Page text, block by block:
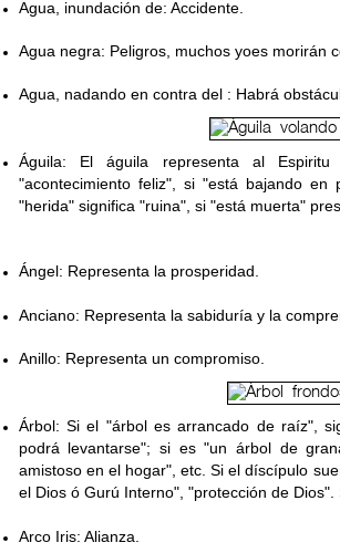
Agua, inundación de: Accidente.
Agua negra: Peligros, muchos yoes morirán
Agua, nadando en contra del : Habrá
Águila: El águila representa al
"acontecimiento feliz", si "está bajando en
"herida" significa "ruina", si "está muerta"
Ángel: Representa la prosperidad.
Anciano: Representa la sabiduría y la
Anillo: Representa un compromiso.
Árbol: Si el "árbol es arrancado de raíz",
podrá levantarse"; si es "un árbol de
amistoso en el hogar", etc. Si el díscípulo
el Dios ó Gurú Interno", "protección de Dios".
Arco Iris: Alianza.